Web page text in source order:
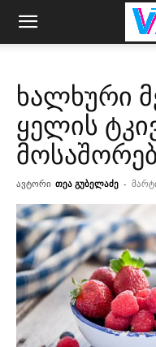
ხალხური
ყელის
ავტორი თეა გუბელაძე -